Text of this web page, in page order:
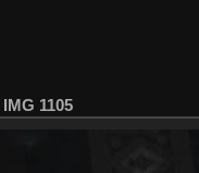
IMG 1105